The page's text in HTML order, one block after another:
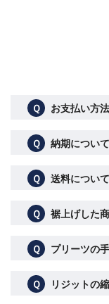
Ｑ お支払い方
Ｑ 納期について
Ｑ 送料について
Ｑ 裾上げした
Ｑ プリーツの
Ｑ リジットの